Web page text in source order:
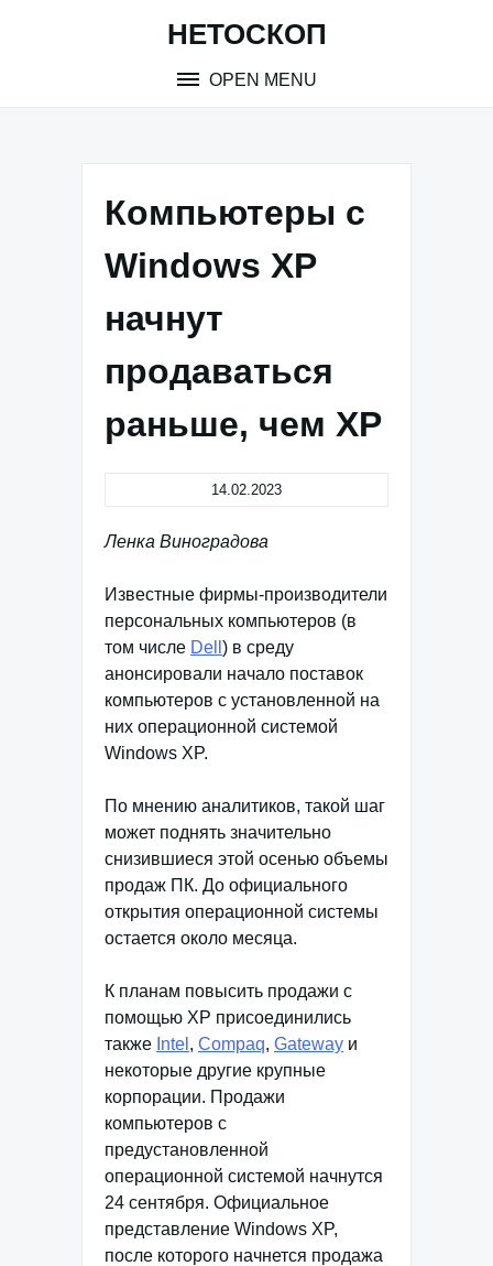
НЕТОСКОП
OPEN MENU
Компьютеры c
Windows XP
начнут
продаваться
раньше, чем XP
14.02.2023
Ленка Виноградова
Известные фирмы-производители
персональных компьютеров (в
том числе Dell ) в среду
анонсировали начало поставок
компьютеров с установленной на
них операционной системой
Windows XP.
По мнению аналитиков, такой шаг
может поднять значительно
снизившиеся этой осенью объемы
продаж ПК. До официального
открытия операционной системы
остается около месяца.
К планам повысить продажи с
помощью XP присоединились
также Intel , Compaq, Gateway и
некоторые другие крупные
корпорации. Продажи
компьютеров с
предустановленной
операционной системой начнутся
24 сентября. Официальное
представление Windows XP,
после которого начнется продажа